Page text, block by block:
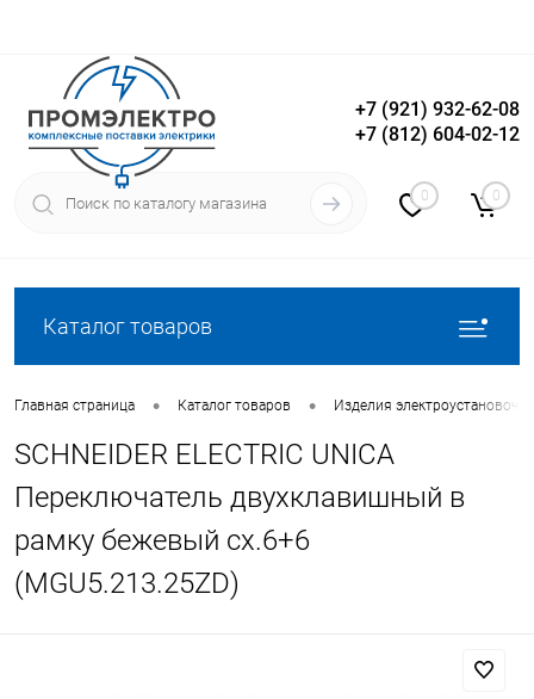
Вход Регистрация
+7 (921) 932-62-08
+7 (812) 604-02-12
0 0
Каталог товаров
Главная страница • Каталог товаров • Изделия
SCHNEIDER ELECTRIC UNICA
Переключатель двухклавишный в
рамку бежевый сх.6+6
(MGU5.213.25ZD)